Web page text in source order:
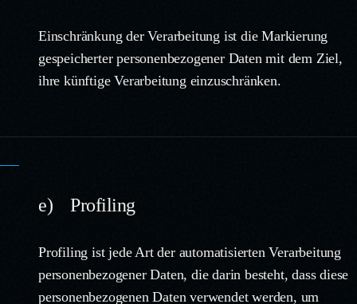
Einschränkung der Verarbeitung ist die Markierung
gespeicherter personenbezogener Daten mit dem Ziel,
ihre künftige Verarbeitung einzuschränken.
e) Profiling
Profiling ist jede Art der automatisierten Verarbeitung
personenbezogener Daten, die darin besteht, dass diese
personenbezogenen Daten verwendet werden, um